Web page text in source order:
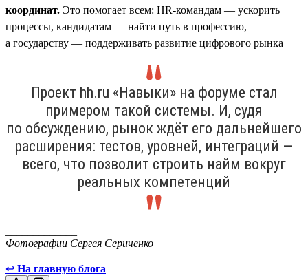
координат. Это помогает всем: HR-командам — ускорить
процессы, кандидатам — найти путь в профессию,
а государству — поддерживать развитие цифрового рынка
Проект hh.ru «Навыки» на форуме стал
примером такой системы. И, судя
по обсуждению, рынок ждёт его дальнейшего
расширения: тестов, уровней, интеграций —
всего, что позволит строить найм вокруг
реальных компетенций
Фотографии Сергея Сериченко
↩ На главную блога